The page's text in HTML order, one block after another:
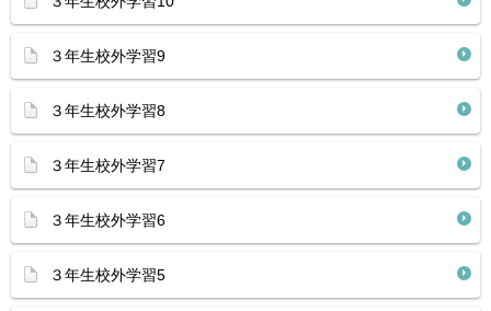
３年生校外学習9
３年生校外学習8
３年生校外学習7
３年生校外学習6
３年生校外学習5